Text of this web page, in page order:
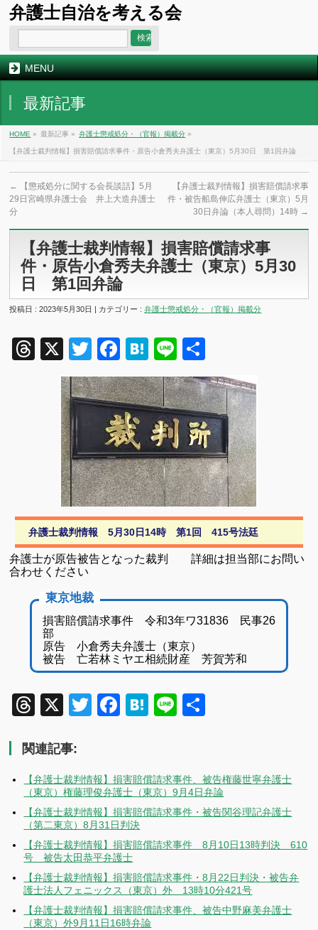
弁護士自治を考える会
MENU
最新記事
HOME » 最新記事 » 弁護士懲戒処分・（官報）掲載分 »
【弁護士裁判情報】損害賠償請求事件・原告小倉秀夫弁護士（東京）5月30日 第1回弁論
←
【懲戒処分に関する会長談話】5月
29日宮崎県弁護士会 井上大造弁護士
分
【弁護士裁判情報】損害賠償請求事
件・被告船島伸広弁護士（東京）5月
30日弁論（本人尋問）14時 →
【弁護士裁判情報】損害賠償請求事
件・原告小倉秀夫弁護士（東京）5月30
日 第1回弁論
投稿日 : 2023年5月30日 | カテゴリー :弁護士懲戒処分・（官報）掲載分
Threads
X TwitterFacebook
Hatena
Line
有
弁護士裁判情報 5月30日14時 第1回 415号法廷
弁護士が原告被告となった裁判 詳細は担当部にお問い
合わせください
東京地裁
損害賠償請求事件 令和3年ワ31836 民事26
部
原告 小倉秀夫弁護士（東京）
被告 亡若林ミヤエ相続財産 芳賀芳和
Threads
X TwitterFacebook
Hatena
Line
関連記事:
【弁護士裁判情報】損害賠償請求事件、被告権藤世寧弁護士
（東京）権藤理俊弁護士（東京）9月4日弁論
【弁護士裁判情報】損害賠償請求事件・被告関谷理記弁護士
（第二東京）8月31日判決
【弁護士裁判情報】損害賠償請求事件 8月10日13時判決 610
号 被告太田恭平弁護士
【弁護士裁判情報】損害賠償請求事件・8月22日判決・被告弁
護士法人フェニックス（東京）外 13時10分421号
【弁護士裁判情報】損害賠償請求事件、被告中野麻美弁護士
（東京）外9月11日16時弁論